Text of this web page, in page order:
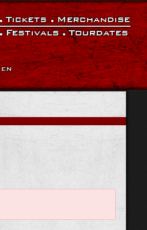
EN
Tickets Merchandise
Festivals
Tourdates